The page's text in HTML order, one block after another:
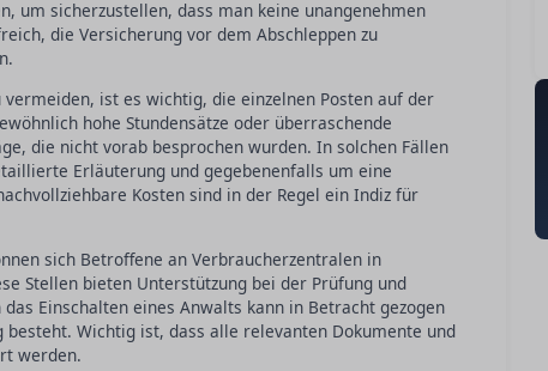
um sicherzustellen, dass man keine unangenehmen
die Versicherung vor dem Abschleppen zu
ist es wichtig, die einzelnen Posten auf der
hohe Stundensätze oder überraschende
die nicht vorab besprochen wurden. In solchen Fällen
Erläuterung und gegebenenfalls um eine
Kosten sind in der Regel ein Indiz für
sich Betroffene an Verbraucherzentralen in
Stellen bieten Unterstützung bei der Prüfung und
Einschalten eines Anwalts kann in Betracht gezogen
Wichtig ist, dass alle relevanten Dokumente und
werden.